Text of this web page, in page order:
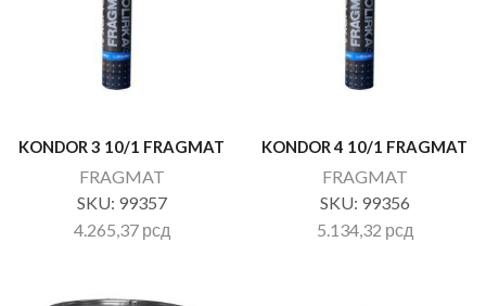
KONDOR 3 10/1 FRAGMAT
FRAGMAT
SKU: 99357
4.265,37 рсд
KONDOR 4 10/1 FRAGMAT
FRAGMAT
SKU: 99356
5.134,32 рсд